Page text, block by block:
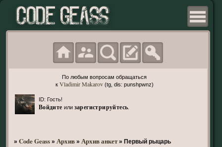
По любым вопросам обращаться
к Vladimir Makarov(tg, dis: punshpwnz)
ID: Гость!
Войдите или зарегистрируйтесь
» Code Geass » Архив » Архив анкет » Первый рыцарь